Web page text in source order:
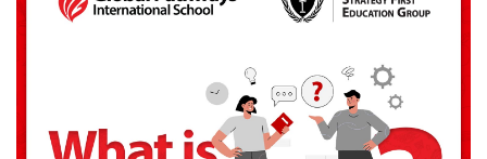
programmeတစ်ခုဖြစ်ပါတယ်။ NCC, UK မှ အကဲဖြတ်
NCC L3IFDHES ကို ဘယ်သူတွေတက်ရောက်နိုင်သလဲ ?
အသက် ၁၆ နှစ်မှ အသက် ၂၀ ကြား တက္ကသိုလ်ဝင်တန်း